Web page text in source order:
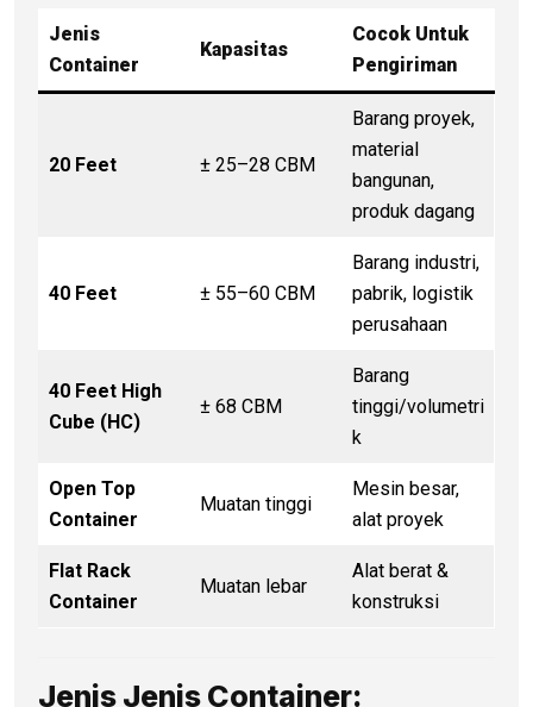
Jenis
Container
Kapasitas
Cocok Untuk
Pengiriman
20 Feet ± 25–28 CBM
Barang proyek,
material
bangunan,
produk dagang
40 Feet ± 55–60 CBM
Barang industri,
pabrik, logistik
perusahaan
40 Feet High
Cube (HC)
± 68 CBM
Barang
tinggi/volumetri
k
Open Top
Container
Muatan tinggi
Mesin besar,
alat proyek
Flat Rack
Container
Muatan lebar
Alat berat &
konstruksi
Jenis Jenis Container: